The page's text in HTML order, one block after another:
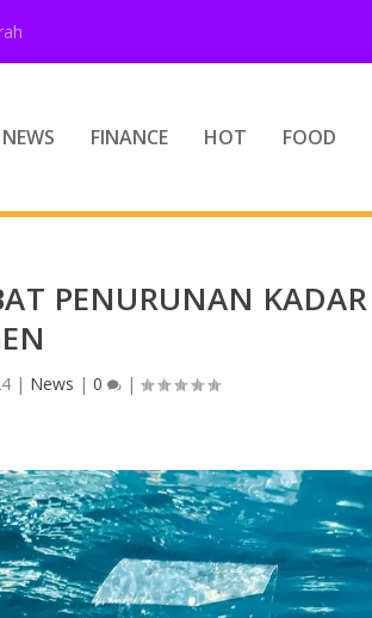
NEWS FINANCE HOT FOOD
PENURUNAN KADAR
| News |0 |